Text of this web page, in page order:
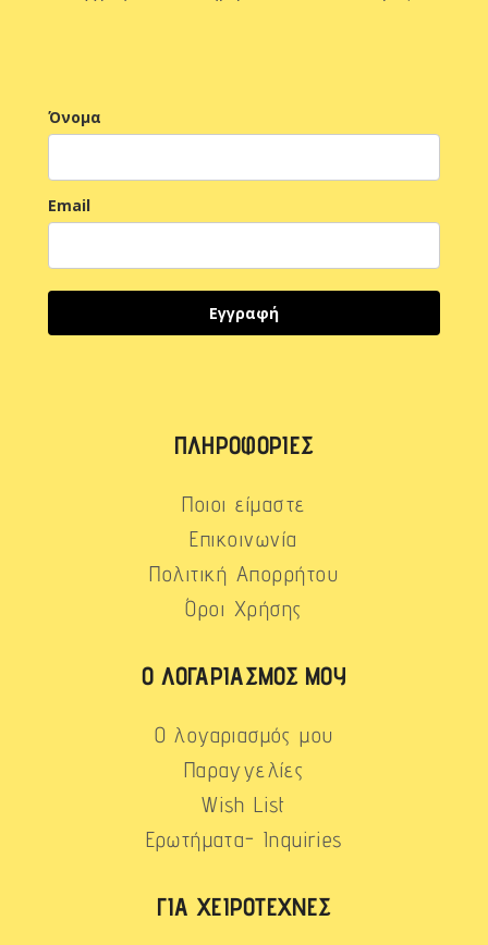
Όνομα
Email
Εγγραφή
ΠΛΗΡΟΦΟΡΊΕΣ
Ποιοι είμαστε
Επικοινωνία
Πολιτική Απορρήτου
Όροι Χρήσης
Ο ΛΟΓΑΡΙΑΣΜΌΣ ΜΟΥ
Ο λογαριασμός μου
Παραγγελίες
Wish List
Ερωτήματα- Inquiries
ΓΙΑ ΧΕΙΡΟΤΈΧΝΕΣ